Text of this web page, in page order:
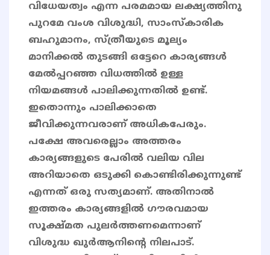
വിധേയത്വം എന്ന പരമമായ ലക്ഷ്യത്തിനു
പുറമേ വംശ വിശുദ്ധി, സാംസ്കാരിക
ബഹുമാനം, സ്ത്രീയുടെ മൂല്യം
മാനിക്കൽ തുടങ്ങി ഒട്ടേറെ കാര്യങ്ങൾ
മേൽപ്പറഞ്ഞ വിധത്തിൽ ഉള്ള
നിയമങ്ങൾ പാലിക്കുന്നതിൽ ഉണ്ട്.
ഇതൊന്നും പാലിക്കാതെ
ജീവിക്കുന്നവരാണ് അധികപേരും.
പക്ഷേ അവരെല്ലാം അത്തരം
കാര്യങ്ങളുടെ പേരിൽ വലിയ വില
അറിയാതെ ഒടുക്കി കൊണ്ടിരിക്കുന്നുണ്ട്
എന്നത് ഒരു സത്യമാണ്. അതിനാൽ
ഇത്തരം കാര്യങ്ങളിൽ ഗൗരവമായ
സൂക്ഷ്മത പുലർത്തണമെന്നാണ്
വിശുദ്ധ ഖുർആനിൻ്റെ നിലപാട്.